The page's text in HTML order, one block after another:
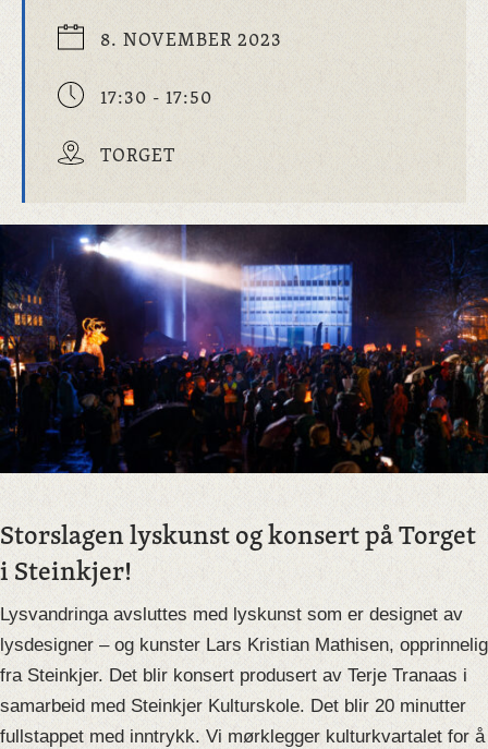
8. NOVEMBER 2023
17:30 - 17:50
TORGET
Storslagen lyskunst og konsert på Torget
i Steinkjer!
Lysvandringa avsluttes med lyskunst som er designet av
lysdesigner – og kunster Lars Kristian Mathisen, opprinnelig
fra Steinkjer. Det blir konsert produsert av Terje Tranaas i
samarbeid med Steinkjer Kulturskole. Det blir 20 minutter
fullstappet med inntrykk. Vi mørklegger kulturkvartalet for å